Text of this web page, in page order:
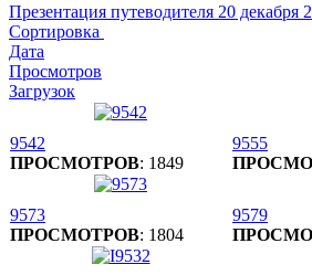
Презентация путеводителя 20 декабря
Сортировка
Дата
Просмотров
Загрузок
9542
ПРОСМОТРОВ: 1849
9555
9573
ПРОСМОТРОВ: 1804
9579